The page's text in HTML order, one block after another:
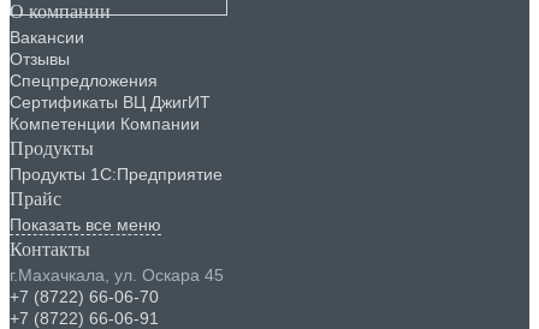
О компании
Вакансии
Отзывы
Спецпредложения
Сертификаты ВЦ ДжигИТ
Компетенции Компании
Продукты
Продукты 1С:Предприятие
Прайс
Показать все меню
Контакты
г.Махачкала ул. Оскара 45
+7 (8722) 66-06-70
+7 (8722) 66-06-91